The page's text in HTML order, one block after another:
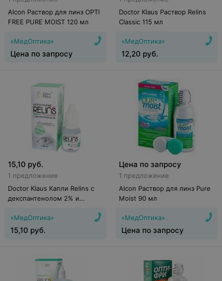
Alcon Раствор для линз OPTI
FREE PURE MOIST 120 мл
«МедОптика»
Цена по запросу
Doctor Klaus Раствор Relins
Classic 115 мл
«МедОптика»
12,20 руб.
15,10 руб.
1 предложение
Doctor Klaus Капли Relins с
декспантенолом 2% и
0,15%
«МедОптика»
15,10 руб.
Цена по запросу
1 предложение
Alcon Раствор для линз Pure
Moist 90 мл
«МедОптика»
Цена по запросу